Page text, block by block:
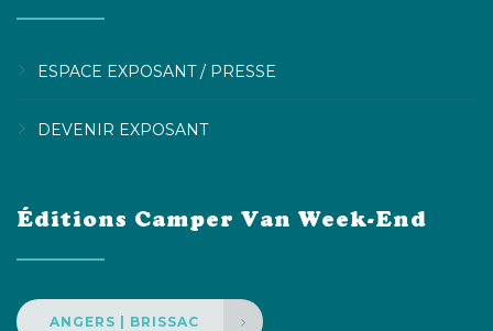
ESPACE EXPOSANT / PRESSE
DEVENIR EXPOSANT
Éditions Camper Van Week-End
ANGERS | BRISSAC